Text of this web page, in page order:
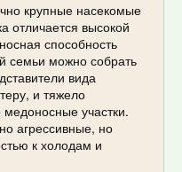
крупные насекомые
отличается высокой
способность
семьи можно собрать
вида
и тяжело
участки.
агрессивные, но
к холодам и